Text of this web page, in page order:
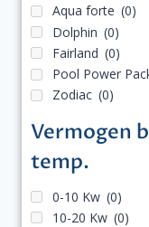
Aqua forte (0)
Dolphin (0)
Fairland (0)
Pool Power
Zodiac (0)
Vermogen
temp.
0-10 Kw (0)
10-20 Kw (0)